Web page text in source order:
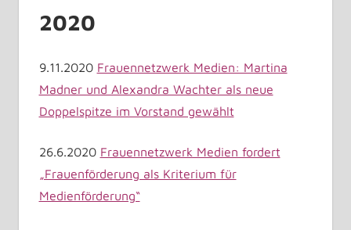
2020
9.11.2020 Frauennetzwerk Medien: Martina
Madner und Alexandra Wachter als neue
Doppelspitze im Vorstand gewählt
26.6.2020 Frauennetzwerk Medien fordert
„Frauenförderung als Kriterium für
Medienförderung“